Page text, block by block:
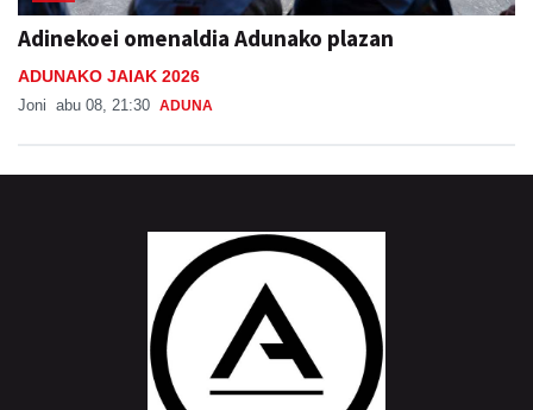
Adinekoei omenaldia Adunako plazan
ADUNAKO JAIAK 2026
Joni abu 08, 21:30 ADUNA